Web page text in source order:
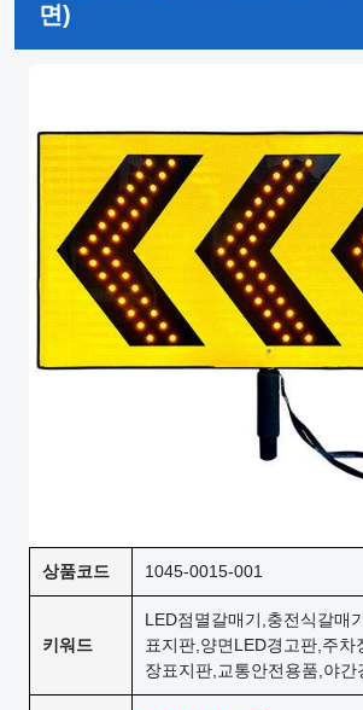
면)
상품코드 1045-0015-001
키워드
LED점멸갈매기,충전식갈매
표지판,양면LED경고판,주차
장표지판,교통안전용품,야간